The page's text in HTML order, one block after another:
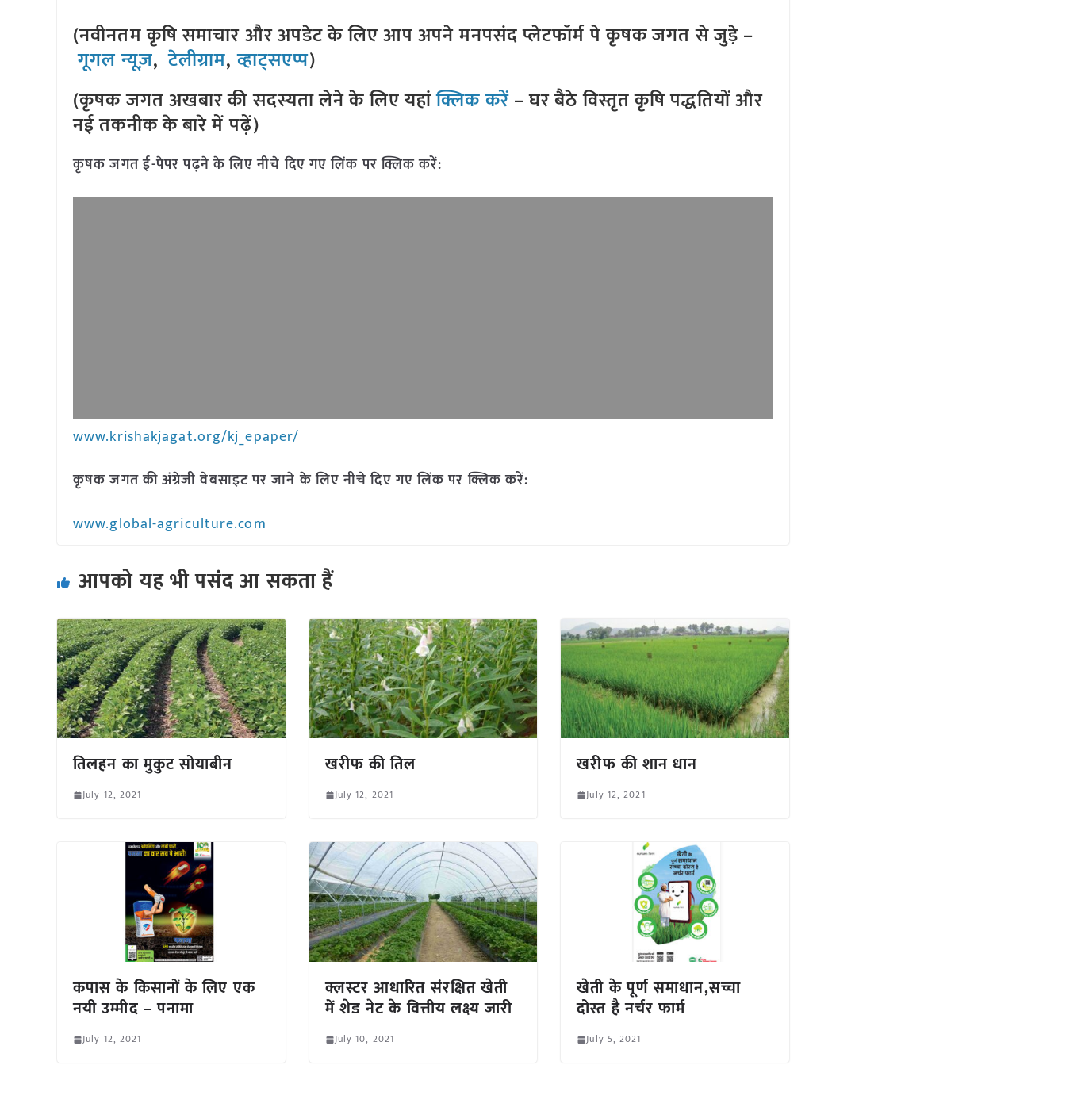
(नवीनतम कृषि समाचार और अपडेट के लिए आप अपने मनपसंद प्लेटफॉर्म पे कृषक जगत से जुड़े –
गूगल न्यूज़,टेलीग्राम,व्हाट्सएप्प)
(कृषक जगत अखबार की सदस्यता लेने के लिए यहांक्लिक करें– घर बैठे विस्तृत कृषि पद्धतियों और
नई तकनीक के बारे में पढ़ें)
कृषक जगत ई-पेपर पढ़ने के लिए नीचे दिए गए लिंक पर क्लिक करें:
www.krishakjagat.org/kj_epaper/
कृषक जगत की अंग्रेजी वेबसाइट पर जाने के लिए नीचे दिए गए लिंक पर क्लिक करें:
www.global-agriculture.com
आपको यह भी पसंद आ सकता हैं
तिलहन का मुकुट सोयाबीन
July 12, 2021
खरीफ की तिल
July 12, 2021
खरीफ की शान धान
July 12, 2021
कपास के किसानों के लिए एक
नयी उम्मीद – पनामा
July 12, 2021
क्लस्टर आधारित संरक्षित खेती
में शेड नेट के वित्तीय लक्ष्य जारी
July 10, 2021
खेती के पूर्ण समाधान,सच्चा
दोस्त है नर्चर फार्म
July 5, 2021